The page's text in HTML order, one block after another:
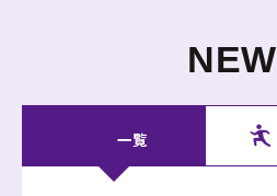
一覧